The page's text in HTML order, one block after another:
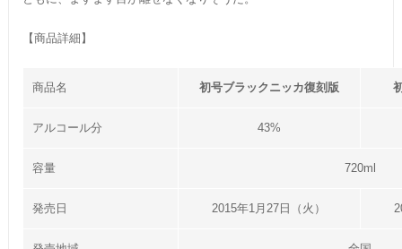
【商品詳細】
商品名 初号ブラックニッカ復刻版
アルコール分 43%
容量 720ml
発売日 2015年1月27日（火）